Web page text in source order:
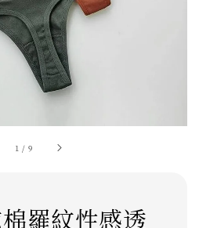
1 / 9
羅紋性感透